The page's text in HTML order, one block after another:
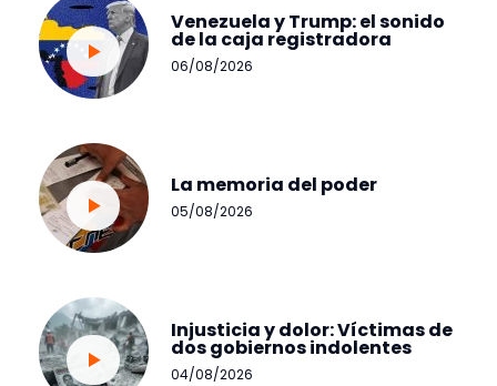
Venezuela y Trump: el sonido
de la caja registradora
06/08/2026
La memoria del poder
05/08/2026
Injusticia y dolor: Víctimas de
dos gobiernos indolentes
04/08/2026